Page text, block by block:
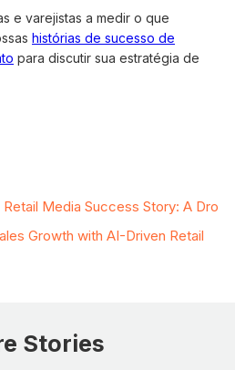
e varejistas a medir o que
histórias de sucesso de
para discutir sua estratégia de
Media Success Story: A Dro
Growth with AI-Driven Retail
Stories